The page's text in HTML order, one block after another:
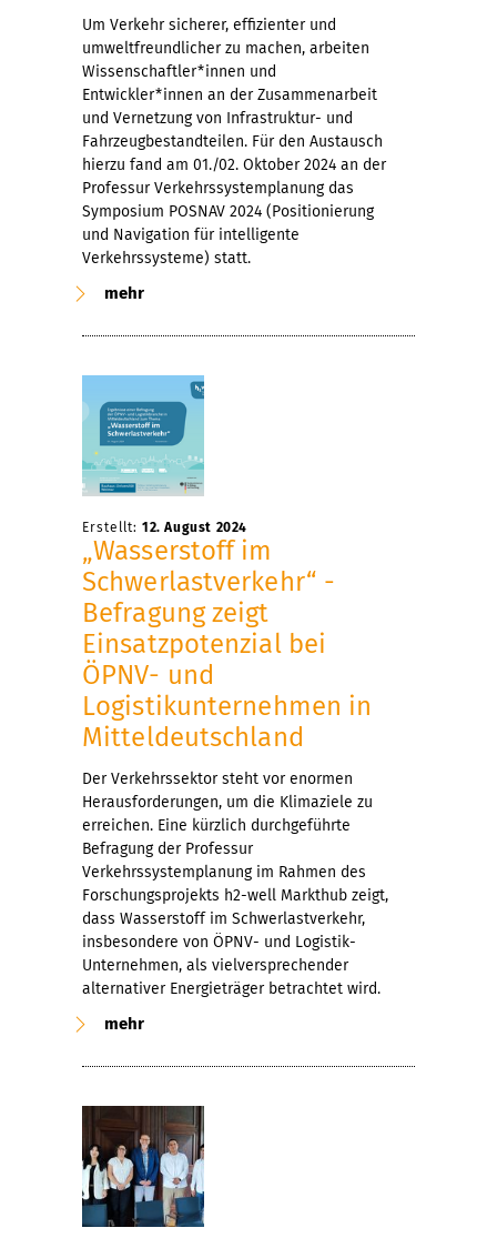
Um Verkehr sicherer, effizienter und
umweltfreundlicher zu machen, arbeiten
Wissenschaftler*innen und
Entwickler*innen an der Zusammenarbeit
und Vernetzung von Infrastruktur- und
Fahrzeugbestandteilen. Für den Austausch
hierzu fand am 01./02. Oktober 2024 an der
Professur Verkehrssystemplanung das
Symposium POSNAV 2024 (Positionierung
und Navigation für intelligente
Verkehrssysteme) statt.
mehr
Erstellt: 12. August 2024
„Wasserstoff im
Schwerlastverkehr“ -
Befragung zeigt
Einsatzpotenzial bei
ÖPNV- und
Logistikunternehmen in
Mitteldeutschland
Der Verkehrssektor steht vor enormen
Herausforderungen, um die Klimaziele zu
erreichen. Eine kürzlich durchgeführte
Befragung der Professur
Verkehrssystemplanung im Rahmen des
Forschungsprojekts h2-well Markthub zeigt,
dass Wasserstoff im Schwerlastverkehr,
insbesondere von ÖPNV- und Logistik-
Unternehmen, als vielversprechender
alternativer Energieträger betrachtet wird.
mehr